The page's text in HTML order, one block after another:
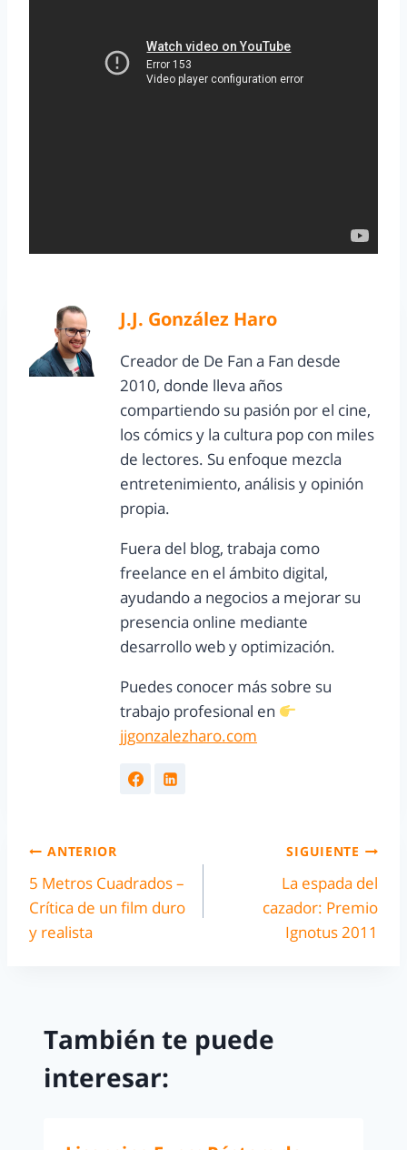
J.J. González Haro
Creador de De Fan a Fan desde
2010, donde lleva años
compartiendo su pasión por el cine,
los cómics y la cultura pop con miles
de lectores. Su enfoque mezcla
entretenimiento, análisis y opinión
propia.
Fuera del blog, trabaja como
freelance en el ámbito digital,
ayudando a negocios a mejorar su
presencia online mediante
desarrollo web y optimización.
Puedes conocer más sobre su
trabajo profesional en
jjgonzalezharo.com
ANTERIOR
5 Metros Cuadrados –
Crítica de un film duro
y realista
SIGUIENTE
La espada del
cazador: Premio
Ignotus 2011
También te puede
interesar: